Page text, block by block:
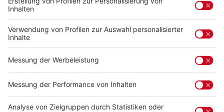
Diese Seite ist durch reCAPTCHA geschützt und es
Nutzungsbedingungen.
Datenschutz